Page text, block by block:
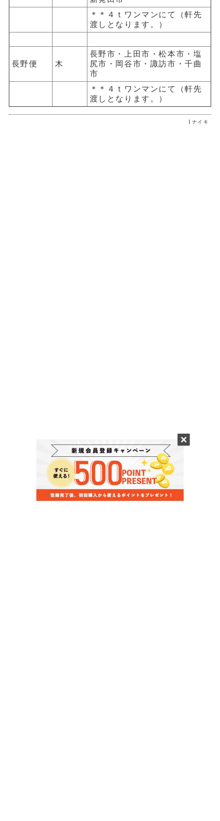
＊＊４ｔワンマンにて（軒先
渡しとなります。）
長野便 木
長野市・上田市・松本市・塩
尻市・岡谷市・諏訪市・千曲
市
＊＊４ｔワンマンにて（軒先
渡しとなります。）
ナイキ